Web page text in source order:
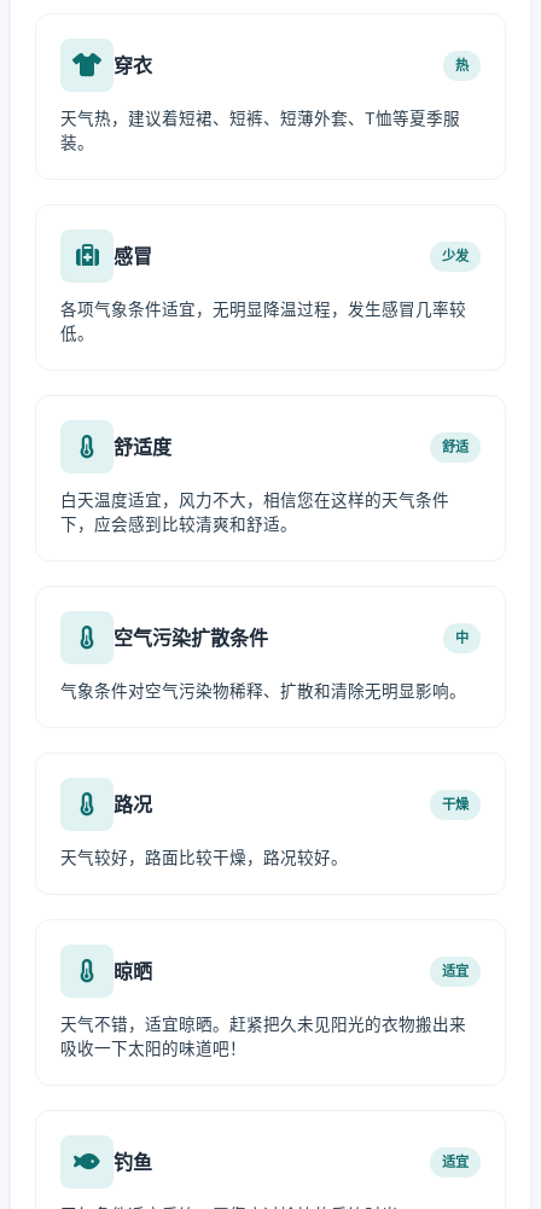
穿衣 热
天气热，建议着短裙、短裤、短薄外套、T恤等夏季服
装。
感冒 少发
各项气象条件适宜，无明显降温过程，发生感冒几率较
低。
舒适度 舒适
白天温度适宜，风力不大，相信您在这样的天气条件
下，应会感到比较清爽和舒适。
空气污染扩散条件 中
气象条件对空气污染物稀释、扩散和清除无明显影响。
路况 干燥
天气较好，路面比较干燥，路况较好。
晾晒 适宜
天气不错，适宜晾晒。赶紧把久未见阳光的衣物搬出来
吸收一下太阳的味道吧！
钓鱼 适宜